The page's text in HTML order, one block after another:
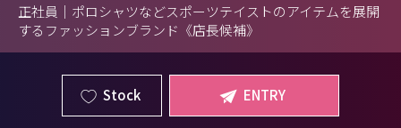
正社員｜ポロシャツなどスポーツテイストのアイテムを展開
するファッションブランド《店長候補》
Stock ENTRY